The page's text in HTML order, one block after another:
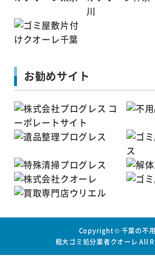
お勧めサイト
Copyright © 千葉の不
粗大ゴミ処分業者クオーレ All